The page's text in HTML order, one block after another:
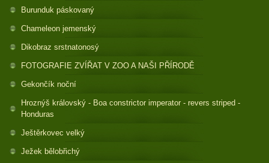
Burunduk páskovaný
Chameleon jemenský
Dikobraz srstnatonosý
FOTOGRAFIE ZVÍŘAT V ZOO A NAŠI PŘÍRODĚ
Gekončík noční
Hroznýš královský - Boa constrictor imperator - revers striped -
Honduras
Ještěrkovec velký
Ježek bělobřichý